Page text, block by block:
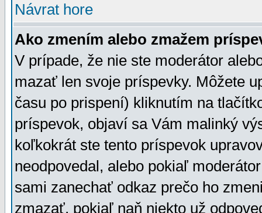
Návrat hore
Ako zmením alebo zmažem
V prípade, že nie ste moderátor
mazať len svoje príspevky. Môžete
času po prispení) kliknutím na
príspevok, objaví sa Vám malinký
koľkokrát ste tento príspevok
neodpovedal, alebo pokiaľ
sami zanechať odkaz prečo ho
zmazať, pokiaľ naň niekto už